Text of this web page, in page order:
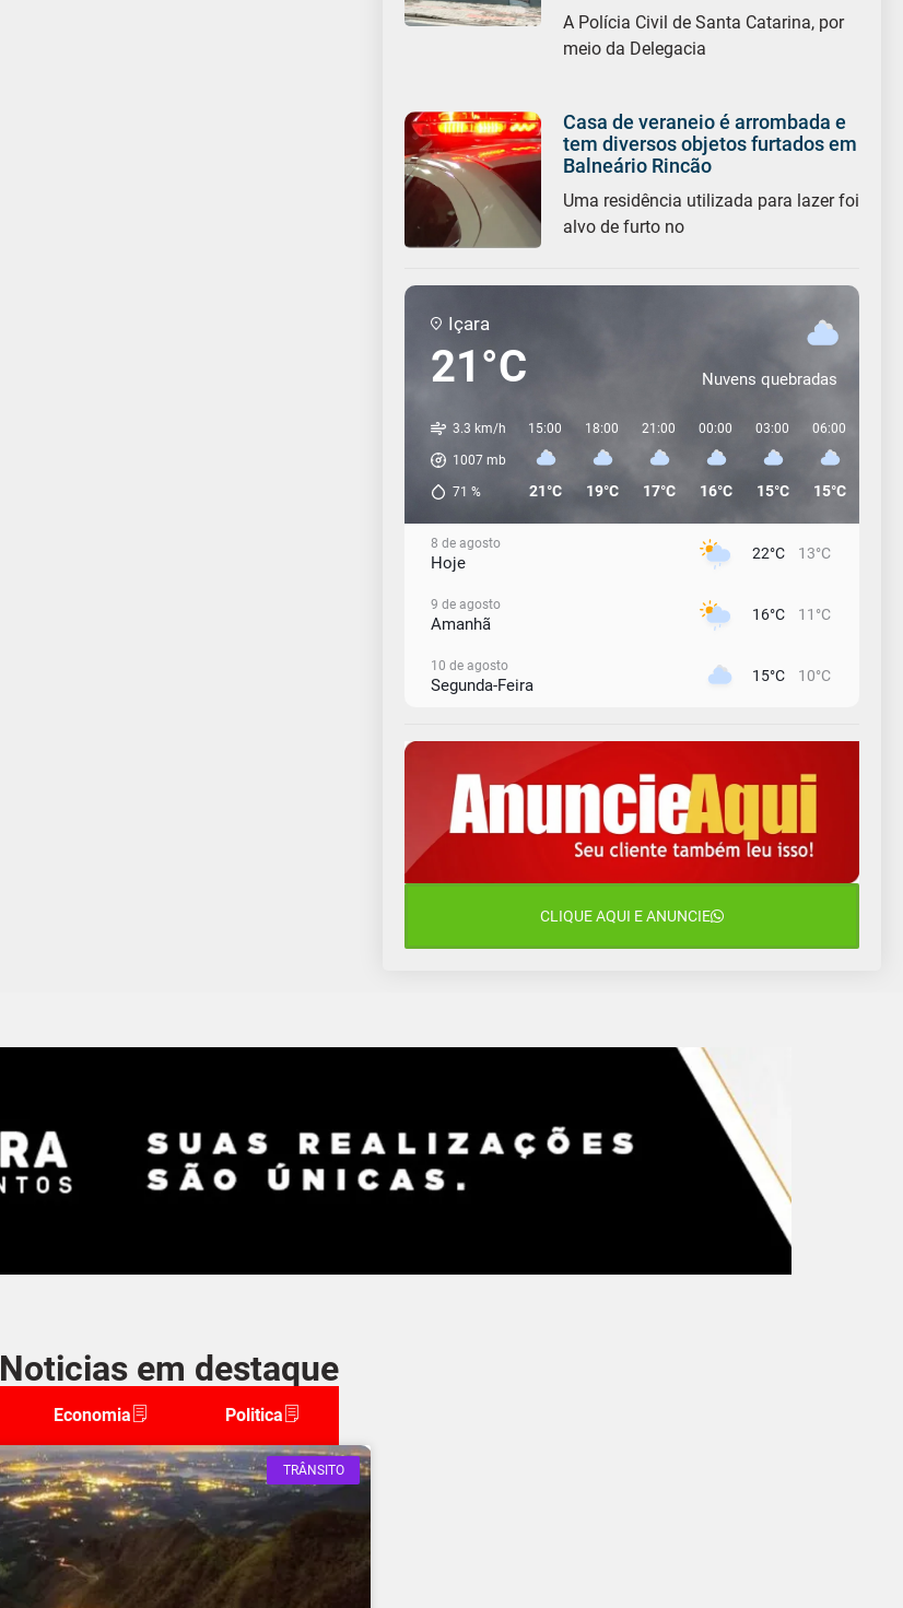
A Polícia Civil de Santa Catarina, por
meio da Delegacia
Casa de veraneio é arrombada e
tem diversos objetos furtados em
Balneário Rincão
Uma residência utilizada para lazer foi
alvo de furto no
Içara
21°C Nuvens quebradas
3.3 km/h
1007mb
71 %
15:00
21°C
18:00
19°C
21:00
17°C
00:00
16°C
03:00
15°C
06:00
15°C
8 de agosto
Hoje 22°C 13°C
9 de agosto
Amanhã 16°C 11°C
10 de agosto
Segunda-Feira 15°C 10°C
Terça-Feira 13°C 11°C
12 de agosto
Quarta-Feira
13 de agosto
20°C 15°C
CLIQUE AQUI E ANUNCIE
Noticias em destaque
Economia Politica
TRÂNSITO